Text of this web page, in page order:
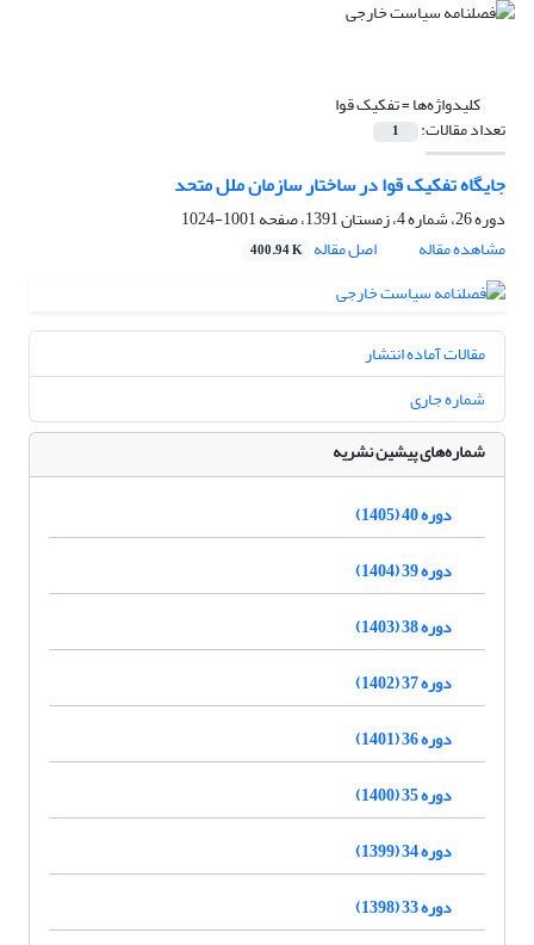
کلیدواژه‌ها =تفکیک قوا
تعداد مقالات: 1
جایگاه تفکیک قوا در ساختار سازمان ملل متحد
دوره 26، شماره 4، زمستان 1391، صفحه
1001-1024
مشاهده مقاله
اصل مقاله 400.94 K
مقالات آماده انتشار
شماره جاری
شماره‌های پیشین نشریه
دوره 40 (1405)
دوره 39 (1404)
دوره 38 (1403)
دوره 37 (1402)
دوره 36 (1401)
دوره 35 (1400)
دوره 34 (1399)
دوره 33 (1398)